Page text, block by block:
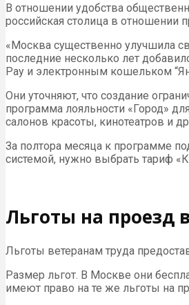
В отношении удобства
российская столица в отношении
«Москва существенно улучшила
последние несколько лет
Pay и электронным кошельком
Они уточняют, что создание
программа лояльности «Город»
салонов красоты, кинотеатров и
За полтора месяца к программе
системой, нужно выбрать тариф
Льготы на проезд
Льготы ветеранам труда
Размер льгот. В Москве они
имеют право на те же льготы на